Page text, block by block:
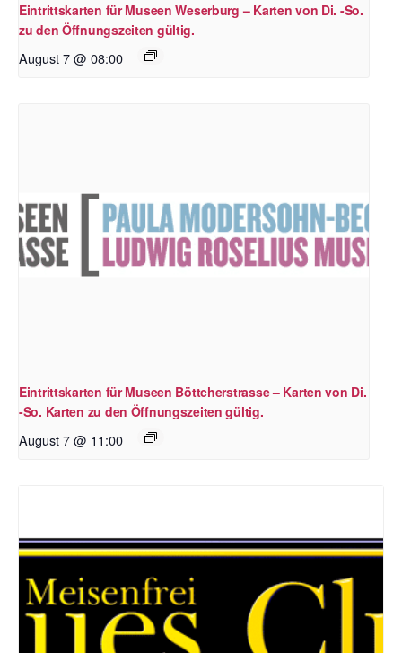
Eintrittskarten für Museen Weserburg – Karten von Di. -So.
zu den Öffnungszeiten gültig.
August 7 @ 08:00
Eintrittskarten für Museen Böttcherstrasse – Karten von Di.
-So. Karten zu den Öffnungszeiten gültig.
August 7 @ 11:00